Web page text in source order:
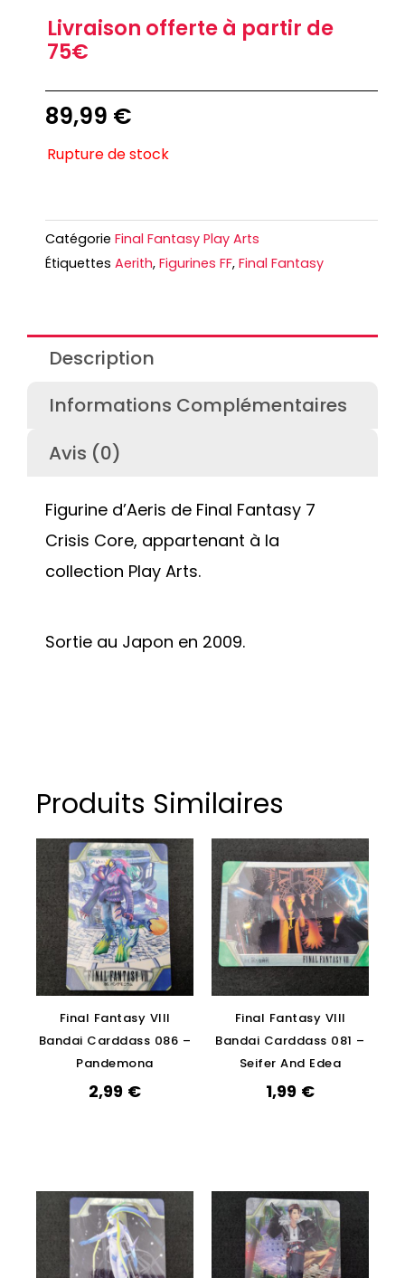
Livraison offerte à partir de
75€
89,99 €
Rupture de stock
Catégorie Final Fantasy Play Arts
Étiquettes Aerith, Figurines FF, Final Fantasy
Description
Informations Complémentaires
Avis (0)
Figurine d’Aeris de Final Fantasy 7
Crisis Core, appartenant à la
collection Play Arts.
Sortie au Japon en 2009.
Produits Similaires
Final Fantasy VIII
Bandai Carddass 086 –
Pandemona
2,99 €
Final Fantasy VIII
Bandai Carddass 081 –
Seifer And Edea
1,99 €